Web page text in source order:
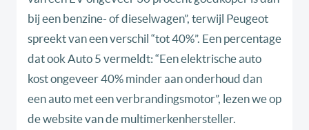
bij een benzine- of dieselwagen”, terwijl Peugeot
spreekt van een verschil “tot 40%”. Een percentage
dat ook Auto 5 vermeldt: “Een elektrische auto
kost ongeveer 40% minder aan onderhoud dan
een auto met een verbrandingsmotor”, lezen we op
de website van de multimerkenhersteller.